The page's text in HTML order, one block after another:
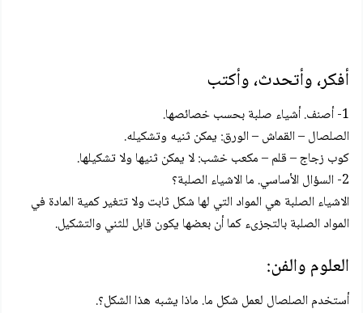
أفكر، وأتحدث، وأكتب
1- أصنف. أشياء صلبة بحسب خصائصها.
الصلصال – القماش – الورق: يمكن ثنيه وتشكيله.
كوب زجاج – قلم – مكعب خشب: لا يمكن ثنيها ولا تشكيلها.
2- السؤال الأساسي. ما الاشياء الصلبة؟
الاشياء الصلبة هي المواد التي لها شكل ثابت ولا تتغير كمية المادة في
المواد الصلبة بالتجزىء كما أن بعضها يكون قابل للثني والتشكيل.
العلوم والفن:
أستخدم الصلصال لعمل شكل ما. ماذا يشبه هذا الشكل؟.